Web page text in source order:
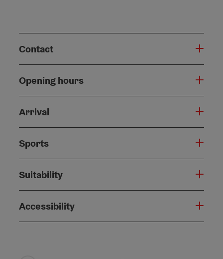
Contact
Opening hours
Arrival
Sports
Suitability
Accessibility